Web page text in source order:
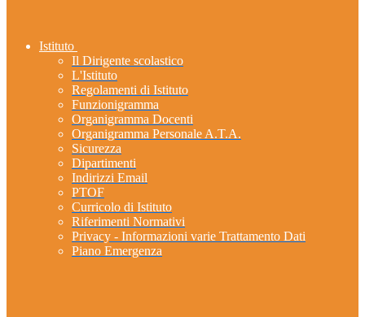
Istituto
Il Dirigente scolastico
L'Istituto
Regolamenti di Istituto
Funzionigramma
Organigramma Docenti
Organigramma Personale A.T.A.
Sicurezza
Dipartimenti
Indirizzi Email
PTOF
Curricolo di Istituto
Riferimenti Normativi
Privacy - Informazioni varie Trattamento Dati
Piano Emergenza